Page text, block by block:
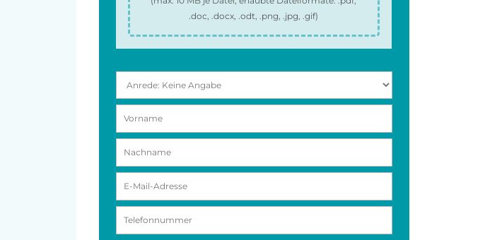
.doc, .docx, .odt, .png, .jpg, .gif)